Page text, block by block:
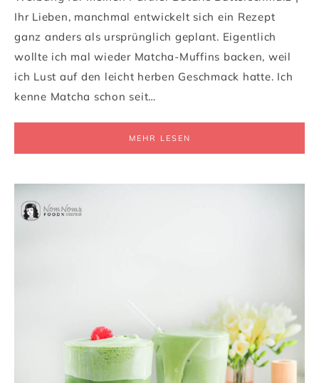
Ihr Lieben, manchmal entwickelt sich ein Rezept
ganz anders als ursprünglich geplant. Eigentlich
wollte ich mal wieder Matcha-Muffins backen, weil
ich Lust auf den leicht herben Geschmack hatte. Ich
kenne Matcha schon seit…
MEHR LESEN